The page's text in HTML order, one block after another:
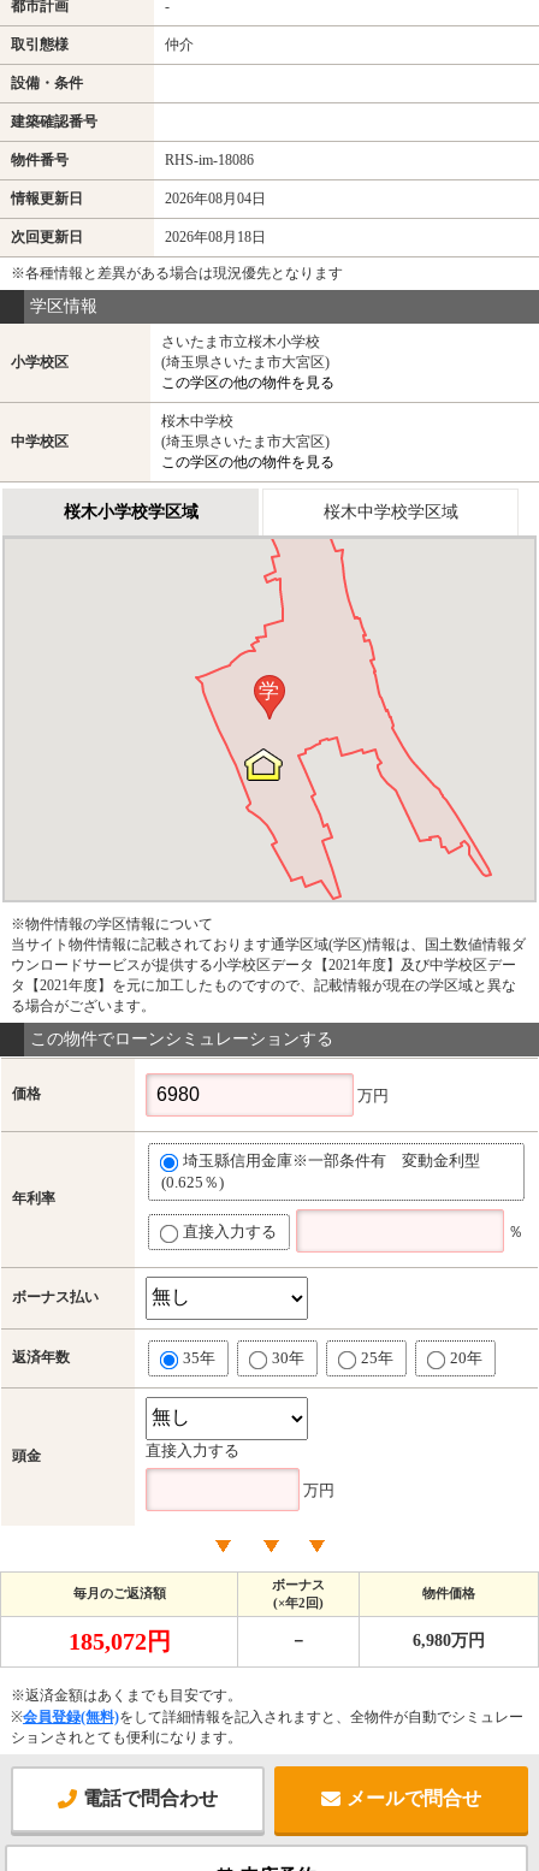
都市計画 -
取引態様 仲介
設備・条件
建築確認番号
物件番号 RHS-im-18086
情報更新日 2026年08月04日
次回更新日 2026年08月18日
※各種情報と差異がある場合は現況優先となります
学区情報
小学校区
さいたま市立桜木小学校
(埼玉県さいたま市大宮区)
この学区の他の物件を見る
中学校区
桜木中学校
(埼玉県さいたま市大宮区)
この学区の他の物件を見る
桜木小学校学区域 桜木中学校学区域
学
※物件情報の学区情報について
当サイト物件情報に記載されております通学区域(学区)情報は、国土数値情報ダ
ウンロードサービスが提供する小学校区データ【2021年度】及び中学校区デー
タ【2021年度】を元に加工したものですので、記載情報が現在の学区域と異な
る場合がございます。
この物件でローンシミュレーションする
価格 万円
年利率
埼玉縣信用金庫※一部条件有 変動金利型
(0.625％)
直接入力する ％
ボーナス払い
返済年数 35年 30年 25年 20年
頭金 直接入力する
万円
毎月のご返済額
ボーナス
(×年2回)
物件価格
185,072円 － 6,980万円
※返済金額はあくまでも目安です。
※会員登録(無料)をして詳細情報を記入されますと、全物件が自動でシミュレー
ションされとても便利になります。
電話で問合わせ メールで問合せ